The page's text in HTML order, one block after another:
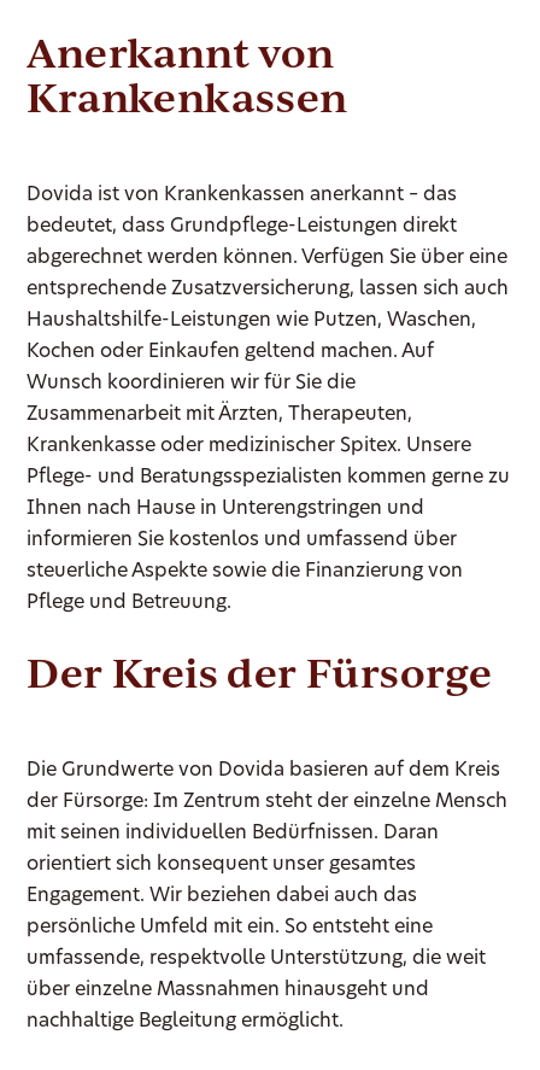
Anerkannt von
Krankenkassen
Dovida ist von Krankenkassen anerkannt – das
bedeutet, dass Grundpflege-Leistungen direkt
abgerechnet werden können. Verfügen Sie über eine
entsprechende Zusatzversicherung, lassen sich auch
Haushaltshilfe-Leistungen wie Putzen, Waschen,
Kochen oder Einkaufen geltend machen. Auf
Wunsch koordinieren wir für Sie die
Zusammenarbeit mit Ärzten, Therapeuten,
Krankenkasse oder medizinischer Spitex. Unsere
Pflege- und Beratungsspezialisten kommen gerne zu
Ihnen nach Hause in Unterengstringen und
informieren Sie kostenlos und umfassend über
steuerliche Aspekte sowie die Finanzierung von
Pflege und Betreuung.
Der Kreis der Fürsorge
Die Grundwerte von Dovida basieren auf dem Kreis
der Fürsorge: Im Zentrum steht der einzelne Mensch
mit seinen individuellen Bedürfnissen. Daran
orientiert sich konsequent unser gesamtes
Engagement. Wir beziehen dabei auch das
persönliche Umfeld mit ein. So entsteht eine
umfassende, respektvolle Unterstützung, die weit
über einzelne Massnahmen hinausgeht und
nachhaltige Begleitung ermöglicht.